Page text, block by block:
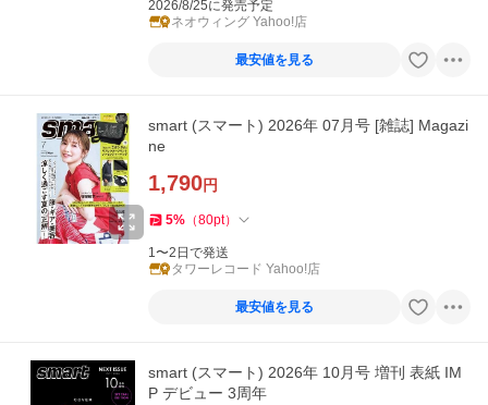
2026/8/25に発売予定
ネオウィング Yahoo!店
最安値を見る
smart (スマート) 2026年 07月号 [雑誌] Magazi
ne
1,790円
5% （80pt）
1〜2日で発送
タワーレコード Yahoo!店
最安値を見る
smart (スマート) 2026年 10月号 増刊 表紙 IM
P デビュー 3周年